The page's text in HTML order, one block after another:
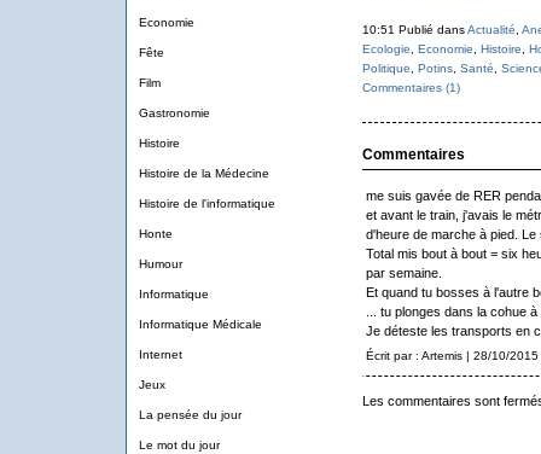
Economie
Fête
Film
Gastronomie
Histoire
Histoire de la Médecine
Histoire de l'informatique
Honte
Humour
Informatique
Informatique Médicale
Internet
Jeux
La pensée du jour
Le mot du jour
10:51 Publié dansActualité
Ecologie
Economie Histoire
Politique
Potins, Santé
Commentaires (1)
Commentaires
me suis gavée de RER
et avant le train, j'avais le
d'heure de marche à pied.
Total mis bout à bout = six
par semaine.
Et quand tu bosses à l'autre
... tu plonges dans la cohue
Je déteste les transports en
Écrit par : Artemis | 28/10/2015
Les commentaires sont